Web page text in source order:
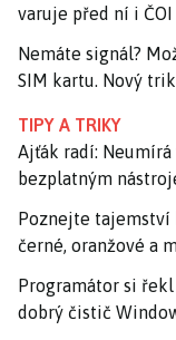
varuje před ní i ČOI
Nemáte signál?
SIM kartu. Nový
TIPY A TRIKY
Ajťák radí:
bezplatným
Poznejte tajemství
černé, oranžové a
Programátor si
dobrý čistič